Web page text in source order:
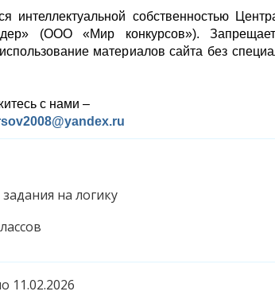
интеллектуальной собственностью
(ООО «Мир конкурсов»).
материалов сайта без
с нами –
на логику
11.02.2026